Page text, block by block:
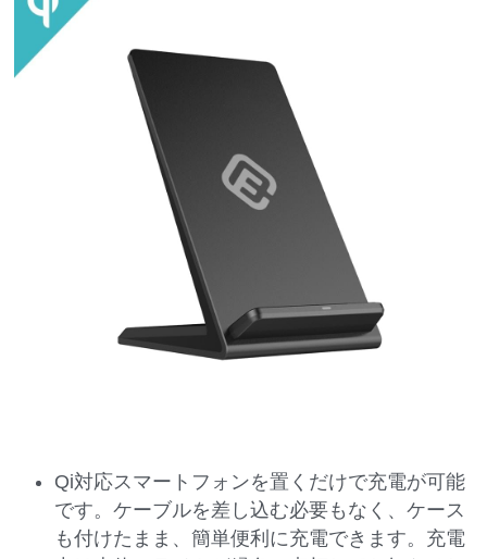
HW1 防水Bluetoothスピーカー
MS1 -MagSafe互換マグネット充電器
DTP1 -超薄型ワイヤレス充電器
iPhone Case
Clear
Notebook
Silicone
サポートと保証
メーカー1年保証規定
操作説明動画
CustomerCare
Partners
Qi対応スマートフォンを置くだけで充電が可能
です。ケーブルを差し込む必要もなく、ケース
も付けたまま、簡単便利に充電できます。充電